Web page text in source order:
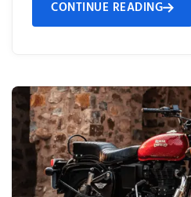
CONTINUE READING